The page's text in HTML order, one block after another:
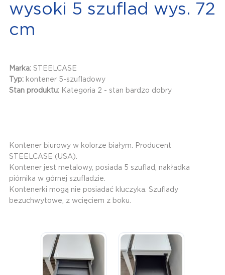
wysoki 5 szuflad wys. 72
cm
Marka: STEELCASE
Typ: kontener 5-szufladowy
Stan produktu: Kategoria 2 - stan bardzo dobry
Kontener biurowy w kolorze białym. Producent
STEELCASE (USA).
Kontener jest metalowy, posiada 5 szuflad, nakładka
piórnika w górnej szufladzie.
Kontenerki mogą nie posiadać kluczyka. Szuflady
bezuchwytowe, z wcięciem z boku.